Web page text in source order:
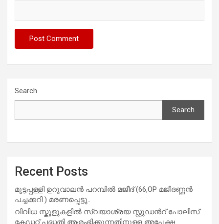
Search
Search
Recent Posts
മുട്ടപ്പള്ളി ഉറുവാലൻ പറമ്പിൽ മജീദ് (66,OP മജീദണ്ണൻ
പച്ചക്കറി ) മരണപ്പെട്ടു..
വിവിധ സ്കൂളുകളില്‍ സ്വയാശ്രയ സ്റ്റുഡന്‍റ് പോലീസ്